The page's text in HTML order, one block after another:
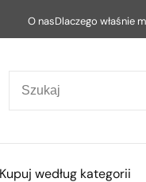
O nasDlaczego właśnie
Kupuj według kategorii